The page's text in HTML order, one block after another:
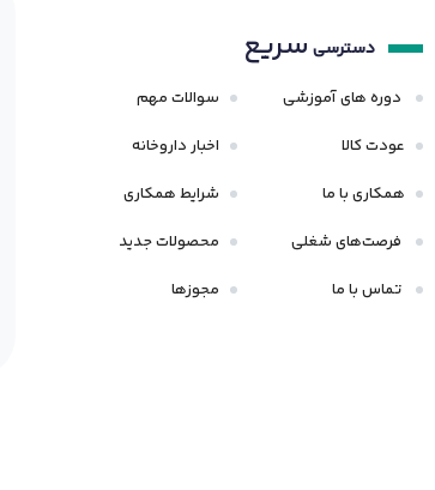
دسترسی سریع
دوره های آموزشی
عودت کالا
همکاری با ما
فرصت‌های شغلی
تماس با ما
سوالات مهم
اخبار داروخانه
شرایط همکاری
محصولات جدید
مجوزها